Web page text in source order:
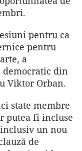
pentru ca
pentru
a
din
Viktor Orban.
state membre
putea fi incluse
un nou
de